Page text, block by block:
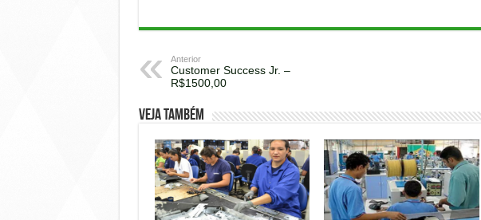
Anterior
Customer Success Jr. –
R$1500,00
Veja também